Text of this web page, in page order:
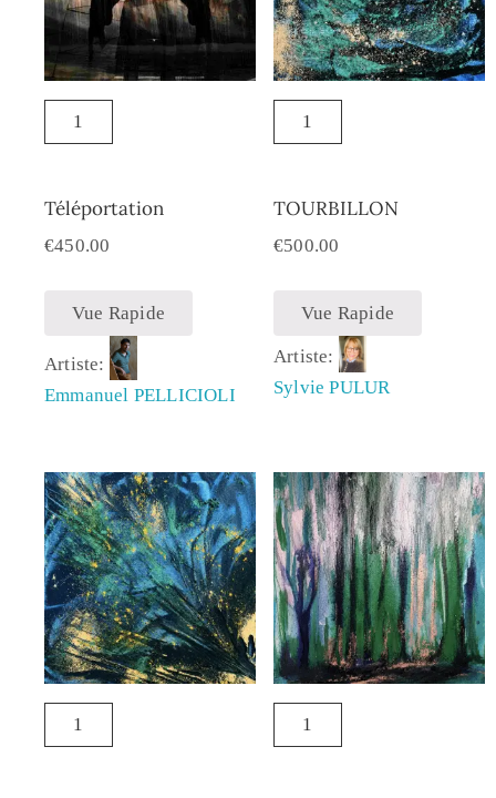
Téléportation
€450.00
Vue Rapide
Artiste:
Emmanuel PELLICIOLI
TOURBILLON
€500.00
Vue Rapide
Artiste:
Sylvie PULUR